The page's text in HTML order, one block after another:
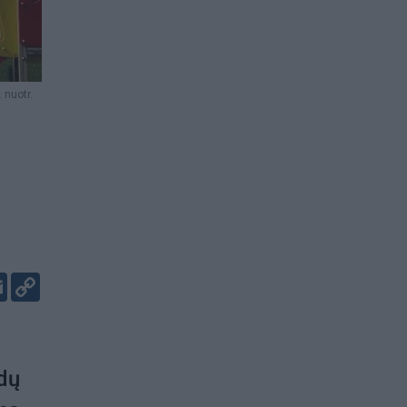
nuotr.
Email